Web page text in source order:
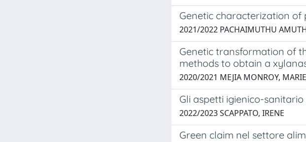
Genetic characterization
2021/2022 PACHAIMUTHU
Genetic transformation of
methods to obtain a
2020/2021 MEJIA MONROY,
Gli aspetti igienico-
2022/2023 SCAPPATO, IRENE
Green claim nel settore